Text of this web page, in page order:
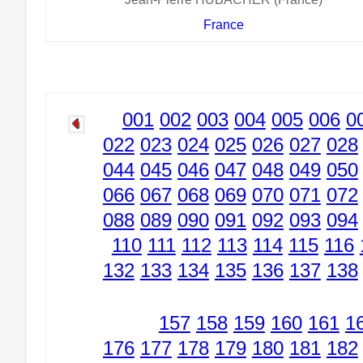
France
001 002 003 004 005 006
022 023 024 025 026 027 028
044 045 046 047 048 049 050
066 067 068 069 070 071 072
088 089 090 091 092 093 094
110 111 112 113 114 115 116
132 133 134 135 136 137 138
157 158 159 160 161
176 177 178 179 180 181 182